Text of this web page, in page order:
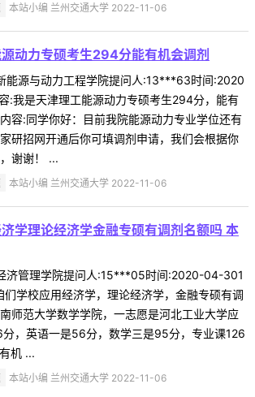
本站小编 兰州交通大学 2022-11-06
动力专硕考生294分能有机会调剂
能源与动力工程学院提问人:13***63时间:2020
:我是天津理工能源动力专硕考生294分，能有
容:同学你好：目前我院能源动力专业学位还有
研招网开通后你可填调剂申请，我们会根据你
谢谢！ ...
本站小编 兰州交通大学 2022-11-06
学理论经济学金融专硕有调剂名额吗 本
济管理学院提问人:15***05时间:2020-04-301
学校应用经济学，理论经济学，金融专硕有调
师范大学数学学院，一志愿是河北工业大学应
，英语一是56分，数学三是95分，专业课126
机 ...
本站小编 兰州交通大学 2022-11-06